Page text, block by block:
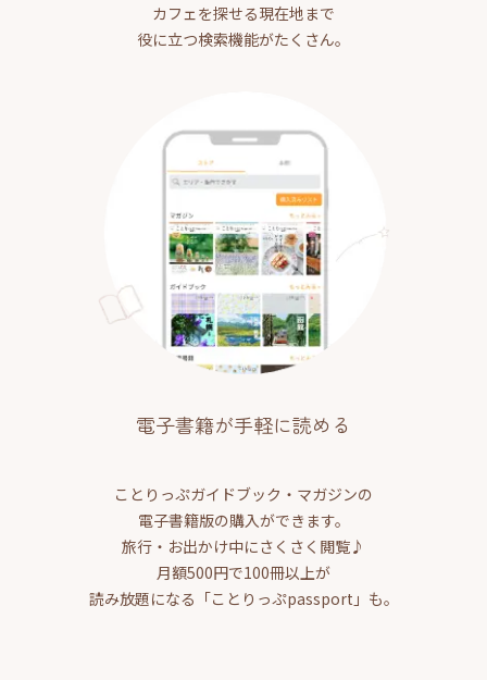
カフェを探せる現在地まで
役に立つ検索機能がたくさん。
電子書籍が手軽に読める
ことりっぷガイドブック・マガジンの
電子書籍版の購入ができます。
旅行・お出かけ中にさくさく閲覧♪
月額500円で100冊以上が
読み放題になる「ことりっぷpassport」も。